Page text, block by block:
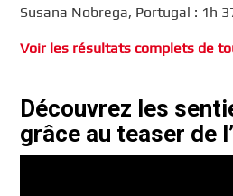
Susana Nobrega, Portugal : 1h
Voir les résultats complets de
Découvrez les
grâce au teaser de